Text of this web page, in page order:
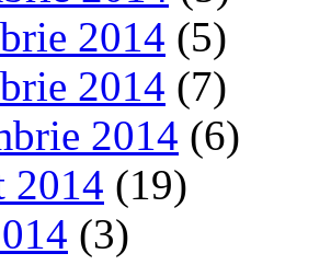
2014 (5)
2014 (7)
2014 (6)
2014 (19)
(3)